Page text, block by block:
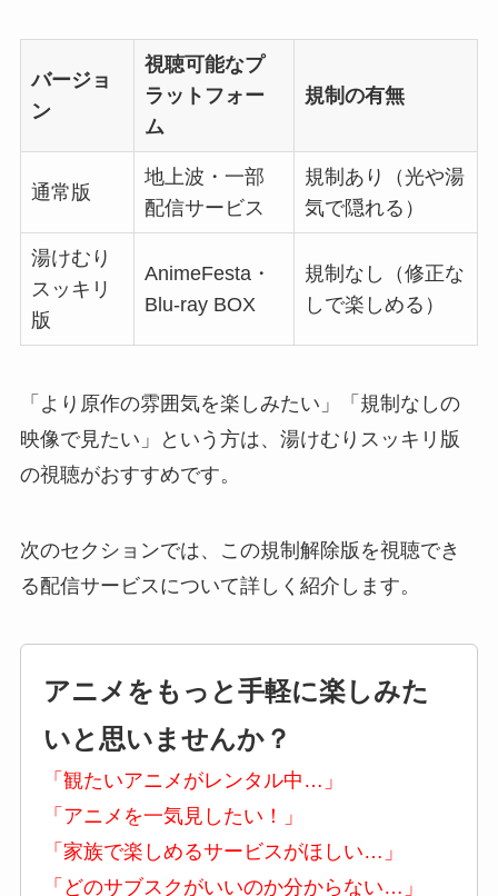
バージョ
ン
視聴可能なプ
ラットフォー
ム
規制の有無
通常版
地上波・一部
配信サービス
規制あり（光や湯
気で隠れる）
湯けむり
スッキリ
版
AnimeFesta・
Blu-ray BOX
規制なし（修正な
しで楽しめる）
「より原作の雰囲気を楽しみたい」「規制なしの
映像で見たい」という方は、湯けむりスッキリ版
の視聴がおすすめです。
次のセクションでは、この規制解除版を視聴でき
る配信サービスについて詳しく紹介します。
アニメをもっと手軽に楽しみた
いと思いませんか？
「観たいアニメがレンタル中…」
「アニメを一気見したい！」
「家族で楽しめるサービスがほしい…」
「どのサブスクがいいのか分からない…」